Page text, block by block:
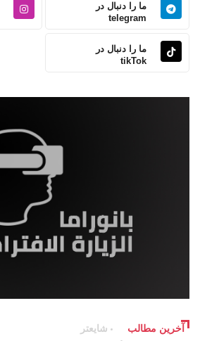
ما را دنبال در
telegram
ما را دنبال در
tikTok
آخرین مطالب شایعتر